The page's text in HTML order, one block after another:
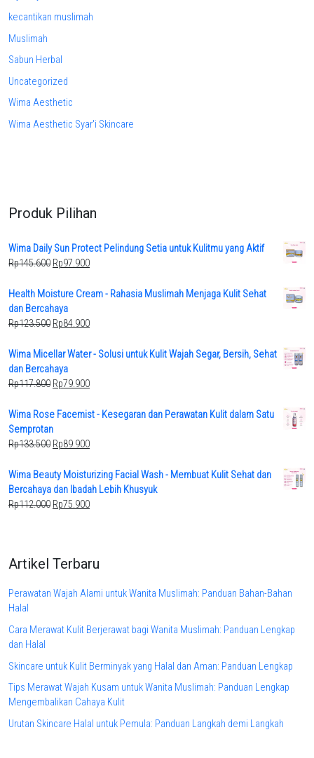
kecantikan muslimah
Muslimah
Sabun Herbal
Uncategorized
Wima Aesthetic
Wima Aesthetic Syar'i Skincare
Produk Pilihan
Wima Daily Sun Protect Pelindung Setia untuk Kulitmu yang Aktif
Rp145.600 Original
was:
Rp145.600.
Rp97.900Current
is:
Health Moisture Cream - Rahasia Muslimah Menjaga Kulit Sehat
dan Bercahaya
Rp123.500 Original
was:
Rp123.500.
Rp84.900Current
is:
Wima Micellar Water - Solusi untuk Kulit Wajah Segar, Bersih, Sehat
dan Bercahaya
Rp117.800 Original
was:
Rp117.800.
Rp79.900Current
is:
Wima Rose Facemist - Kesegaran dan Perawatan Kulit dalam Satu
Semprotan
Rp133.500 Original
was:
Rp133.500.
Rp89.900Current
is:
Rp89.900.
Wima Beauty Moisturizing Facial Wash - Membuat Kulit Sehat dan
Bercahaya dan Ibadah Lebih Khusyuk
Rp112.000 Original
Rp75.900Current
Artikel Terbaru
Perawatan Wajah Alami untuk Wanita Muslimah: Panduan Bahan-Bahan
Halal
Cara Merawat Kulit Berjerawat bagi Wanita Muslimah: Panduan Lengkap
dan Halal
Skincare untuk Kulit Berminyak yang Halal dan Aman: Panduan Lengkap
Tips Merawat Wajah Kusam untuk Wanita Muslimah: Panduan Lengkap
Mengembalikan Cahaya Kulit
Urutan Skincare Halal untuk Pemula: Panduan Langkah demi Langkah